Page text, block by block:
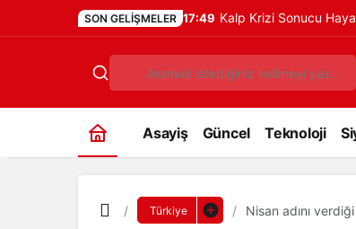
SON GELIŞMELER 17:49 Kalp Krizi Sonucu
Asayiş Güncel Teknoloji
Türkiye Nisan adını